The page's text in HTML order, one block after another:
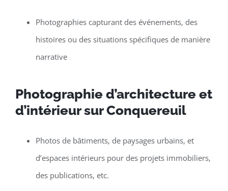
Photographies capturant des événements, des
histoires ou des situations spécifiques de manière
narrative
Photographie d’architecture et
d’intérieur sur Conquereuil
Photos de bâtiments, de paysages urbains, et
d’espaces intérieurs pour des projets immobiliers,
des publications, etc.